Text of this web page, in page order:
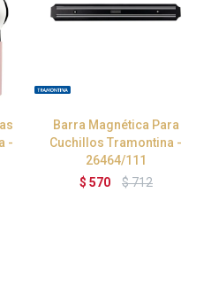
-
Barra Magnética Para
Cuchillos Tramontina -
26464/111
$ 570 $712